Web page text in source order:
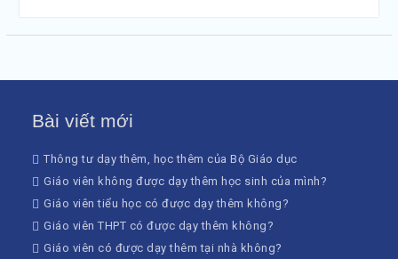
Bài viết mới
Thông tư dạy thêm, học thêm của Bộ Giáo dục
Giáo viên không được dạy thêm học sinh của mình?
Giáo viên tiểu học có được dạy thêm không?
Giáo viên THPT có được dạy thêm không?
Giáo viên có được dạy thêm tại nhà không?